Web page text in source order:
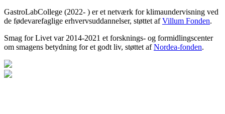
GastroLabCollege (2022- ) er et netværk for klimaundervisning ved
de fødevarefaglige erhvervsuddannelser, støttet afVillum Fonden.
Smag for Livet var 2014-2021 et forsknings- og formidlingscenter
om smagens betydning for et godt liv, støttet afNordea-fonden.